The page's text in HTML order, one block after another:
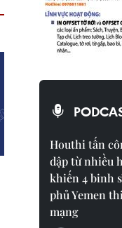
Houthi tấn
dập từ nhiều
khiến 4 binh
phủ Yemen
mạng